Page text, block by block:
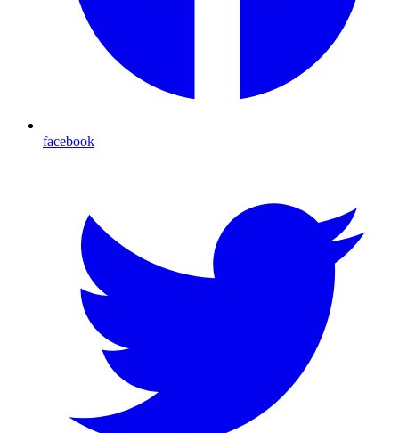
facebook